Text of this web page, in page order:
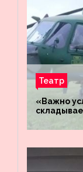
Театр
«Важно
«Восток»